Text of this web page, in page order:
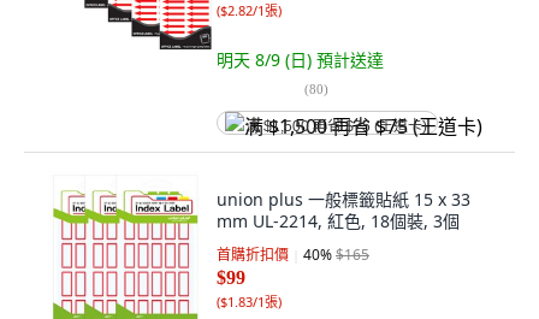
($2.82/1張)
明天 8/9 (日) 預計送達
(80)
满 $1,500 再省 $75 (王道卡)
union plus 一般標籤貼紙 15 x 33
mm UL-2214, 紅色, 18個裝, 3個
首購折扣價 40%$165
$99
($1.83/1張)